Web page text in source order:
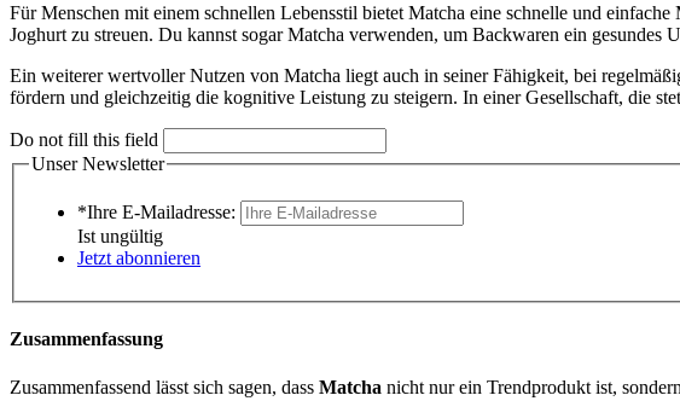
Für Menschen mit einem schnellen Lebensstil bietet Matcha eine schnelle und
Joghurt zu streuen. Du kannst sogar Matcha verwenden, um Backwaren ein gesundes
Ein weiterer wertvoller Nutzen von Matcha liegt auch in seiner Fähigkeit, bei
fördern und gleichzeitig die kognitive Leistung zu steigern. In einer Gesellschaft, die
Do not fill this field
Unser Newsletter
*Ihre E-Mailadresse:
Ist ungültig
Jetzt abonnieren
Zusammenfassung
Zusammenfassend lässt sich sagen, dass Matcha nicht nur ein Trendprodukt ist,